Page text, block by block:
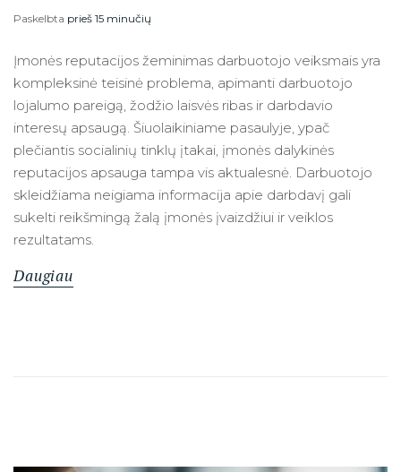
Paskelbta prieš 15 minučių
Įmonės reputacijos žeminimas darbuotojo veiksmais yra
kompleksinė teisinė problema, apimanti darbuotojo
lojalumo pareigą, žodžio laisvės ribas ir darbdavio
interesų apsaugą. Šiuolaikiniame pasaulyje, ypač
plečiantis socialinių tinklų įtakai, įmonės dalykinės
reputacijos apsauga tampa vis aktualesnė. Darbuotojo
skleidžiama neigiama informacija apie darbdavį gali
sukelti reikšmingą žalą įmonės įvaizdžiui ir veiklos
rezultatams.
Daugiau